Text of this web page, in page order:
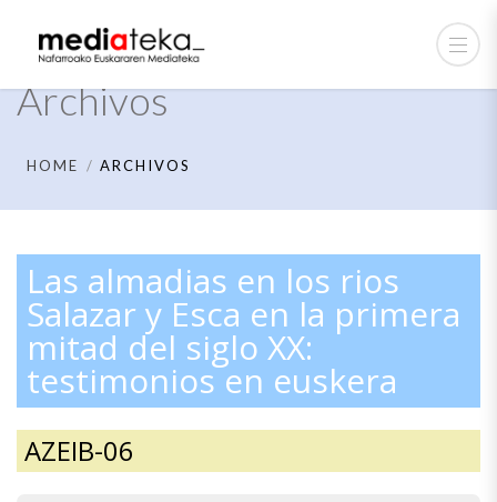
Archivos
HOME ARCHIVOS
Las almadias en los rios
Salazar y Esca en la primera
mitad del siglo XX:
testimonios en euskera
AZEIB-06